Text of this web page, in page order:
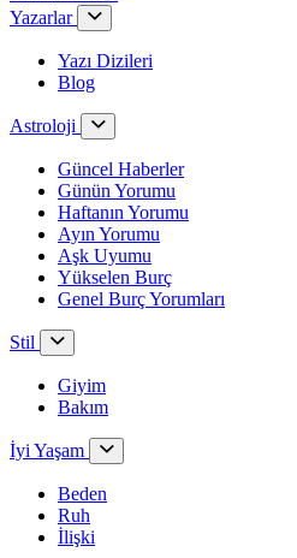
Yazarlar
Yazı Dizileri
Blog
Astroloji
Güncel Haberler
Günün Yorumu
Haftanın Yorumu
Ayın Yorumu
Aşk Uyumu
Yükselen Burç
Genel Burç Yorumları
Stil
Giyim
Bakım
İyi Yaşam
Beden
Ruh
İlişki